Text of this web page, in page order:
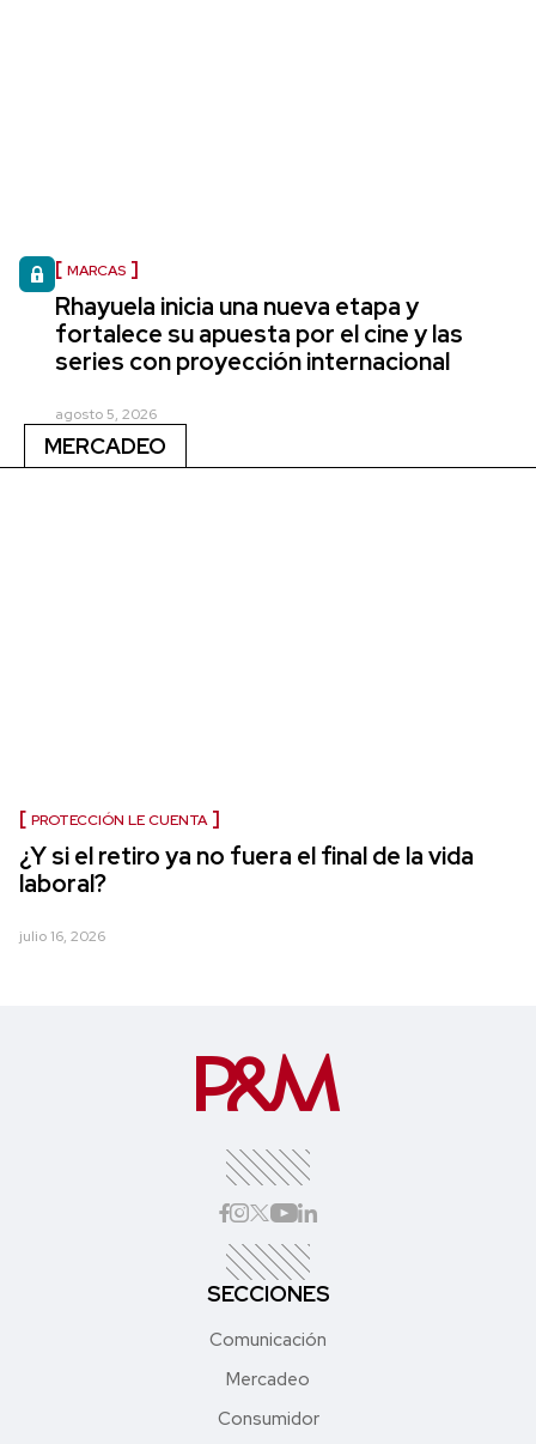
MARCAS
Rhayuela inicia una nueva etapa y
fortalece su apuesta por el cine y las
series con proyección internacional
agosto 5, 2026
MERCADEO
PROTECCIÓN LE CUENTA
¿Y si el retiro ya no fuera el final de la vida
laboral?
julio 16, 2026
SECCIONES
Comunicación
Mercadeo
Consumidor